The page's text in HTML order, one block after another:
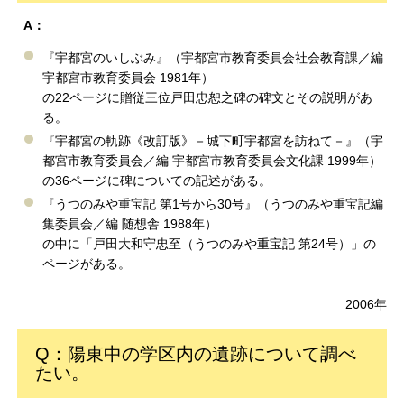
A：
『宇都宮のいしぶみ』（宇都宮市教育委員会社会教育課／編
宇都宮市教育委員会 1981年）
の22ページに贈従三位戸田忠恕之碑の碑文とその説明があ
る。
『宇都宮の軌跡《改訂版》－城下町宇都宮を訪ねて－』（宇
都宮市教育委員会／編 宇都宮市教育委員会文化課 1999年）
の36ページに碑についての記述がある。
『うつのみや重宝記 第1号から30号』（うつのみや重宝記編
集委員会／編 随想舎 1988年）
の中に「戸田大和守忠至（うつのみや重宝記 第24号）」の
ページがある。
2006年
Q：陽東中の学区内の遺跡について調べ
たい。